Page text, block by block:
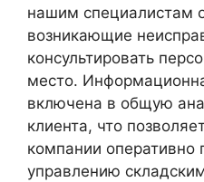
нашим специалистам
возникающие
консультировать
место.
включена в общую
клиента, что
компании
управлению